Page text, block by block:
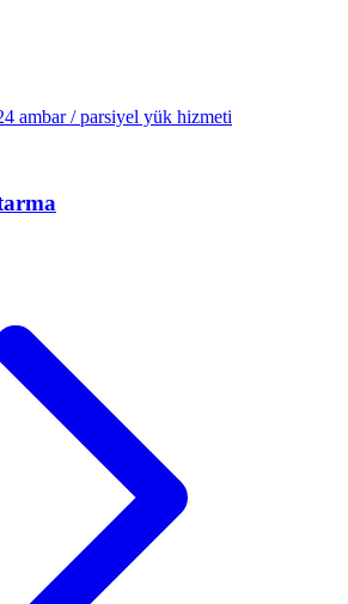
ambar / parsiyel yük hizmeti